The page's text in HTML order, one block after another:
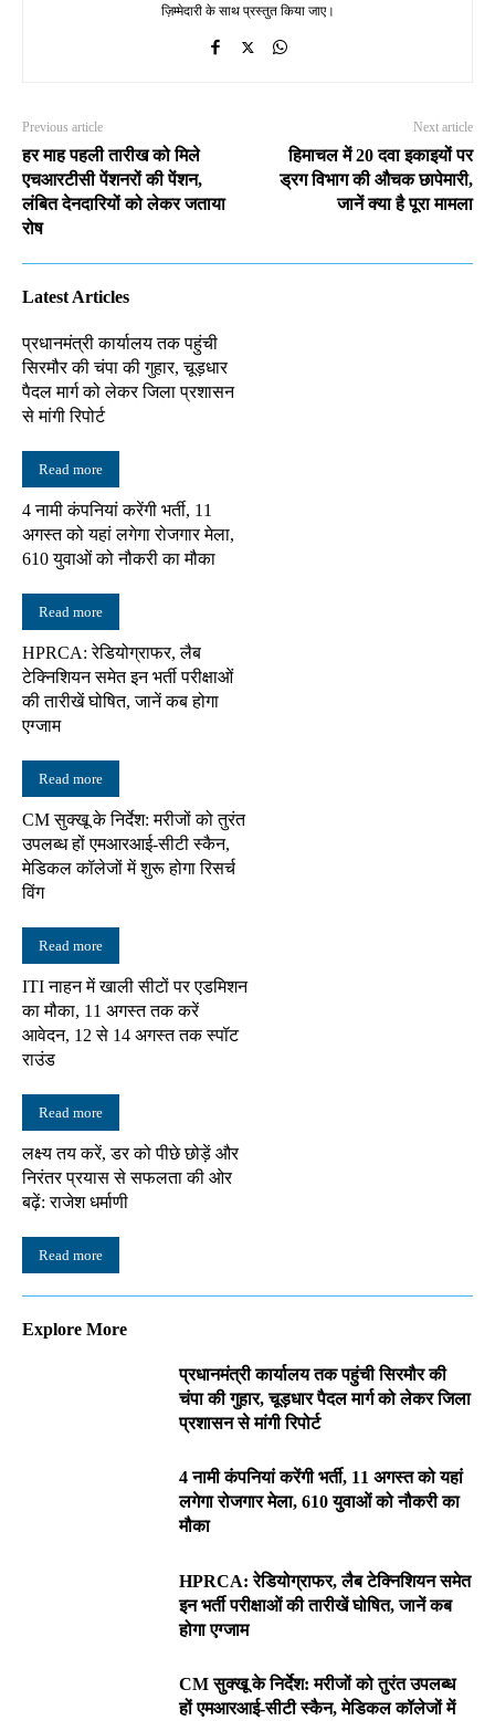
ज़िम्मेदारी के साथ प्रस्तुत किया जाए।
Previous article
हर माह पहली तारीख को मिले
एचआरटीसी पेंशनरों की पेंशन,
लंबित देनदारियों को लेकर जताया
रोष
Next article
हिमाचल में 20 दवा इकाइयों पर
ड्रग विभाग की औचक छापेमारी,
जानें क्या है पूरा मामला
Latest Articles
प्रधानमंत्री कार्यालय तक पहुंची
सिरमौर की चंपा की गुहार, चूड़धार
पैदल मार्ग को लेकर जिला प्रशासन
से मांगी रिपोर्ट
Read more
4 नामी कंपनियां करेंगी भर्ती, 11
अगस्त को यहां लगेगा रोजगार मेला,
610 युवाओं को नौकरी का मौका
Read more
HPRCA: रेडियोग्राफर, लैब
टेक्निशियन समेत इन भर्ती परीक्षाओं
की तारीखें घोषित, जानें कब होगा
एग्जाम
Read more
CM सुक्खू के निर्देश: मरीजों को तुरंत
उपलब्ध हों एमआरआई-सीटी स्कैन,
मेडिकल कॉलेजों में शुरू होगा रिसर्च
विंग
Read more
ITI नाहन में खाली सीटों पर एडमिशन
का मौका, 11 अगस्त तक करें
आवेदन, 12 से 14 अगस्त तक स्पॉट
राउंड
Read more
लक्ष्य तय करें, डर को पीछे छोड़ें और
निरंतर प्रयास से सफलता की ओर
बढ़ें: राजेश धर्माणी
Read more
Explore More
प्रधानमंत्री कार्यालय तक पहुंची सिरमौर की
चंपा की गुहार, चूड़धार पैदल मार्ग को लेकर जिला
प्रशासन से मांगी रिपोर्ट
4 नामी कंपनियां करेंगी भर्ती, 11 अगस्त को यहां
लगेगा रोजगार मेला, 610 युवाओं को नौकरी का
मौका
HPRCA: रेडियोग्राफर, लैब टेक्निशियन समेत
इन भर्ती परीक्षाओं की तारीखें घोषित, जानें कब
होगा एग्जाम
CM सुक्खू के निर्देश: मरीजों को तुरंत उपलब्ध
हों एमआरआई-सीटी स्कैन, मेडिकल कॉलेजों में